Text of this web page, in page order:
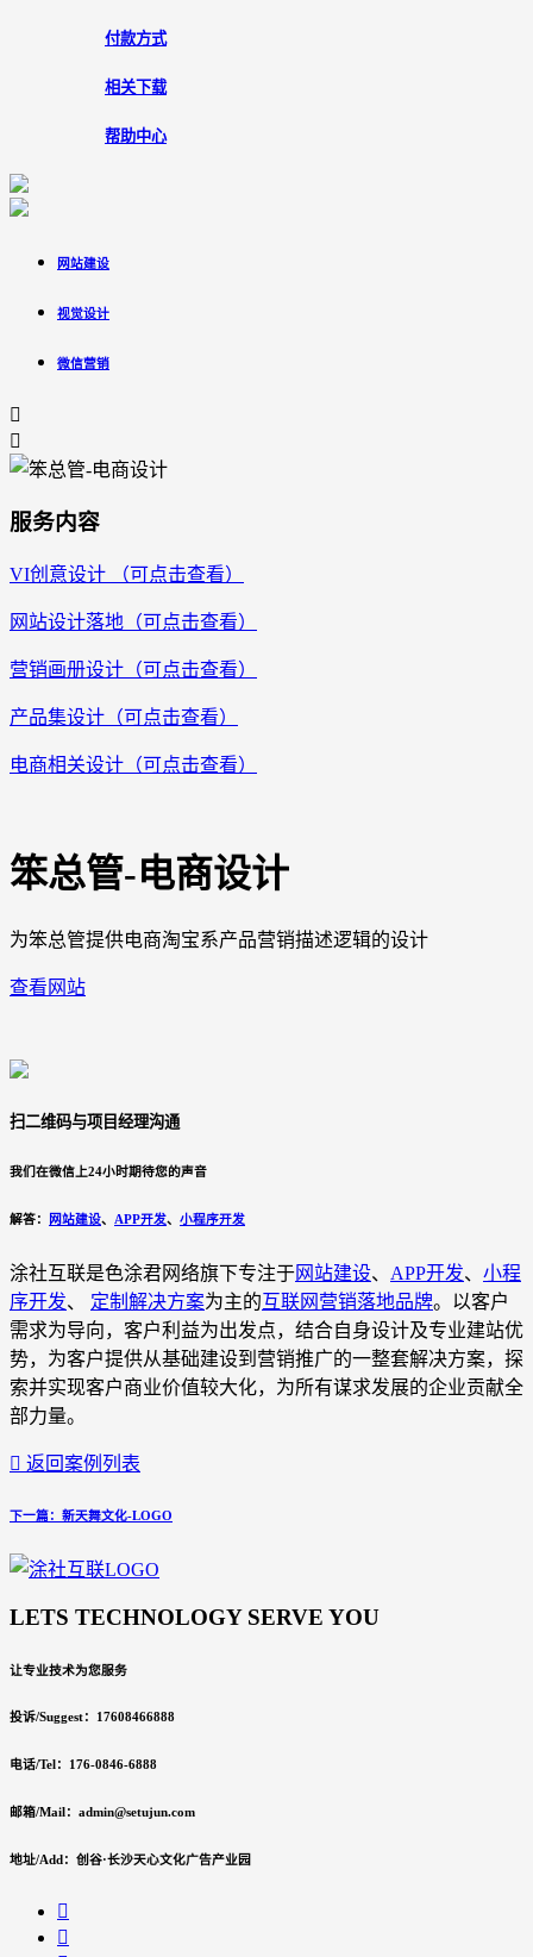
付款方式
相关下载
帮助中心
网站建设
视觉设计
微信营销


服务内容
VI创意设计 （可点击查看）
网站设计落地（可点击查看）
营销画册设计（可点击查看）
产品集设计（可点击查看）
电商相关设计（可点击查看）
笨总管-电商设计
为笨总管提供电商淘宝系产品营销描述逻辑的设计
查看网站
扫二维码与项目经理沟通
我们在微信上24小时期待您的声音
解答： 网站建设、 APP开发、 小程序开发
涂社互联是色涂君网络旗下专注于网站建设、 APP开发、 小程
序开发、 定制解决方案为主的互联网营销落地品牌。以客户
需求为导向，客户利益为出发点，结合自身设计及专业建站优
势，为客户提供从基础建设到营销推广的一整套解决方案，探
索并实现客户商业价值较大化，为所有谋求发展的企业贡献全
部力量。
 返回案例列表
下一篇：新天舞文化-LOGO
LETS TECHNOLOGY SERVE YOU
让专业技术为您服务
投诉/Suggest：17608466888
电话/Tel：176-0846-6888
邮箱/Mail：admin@setujun.com
地址/Add：创谷·长沙天心文化广告产业园

